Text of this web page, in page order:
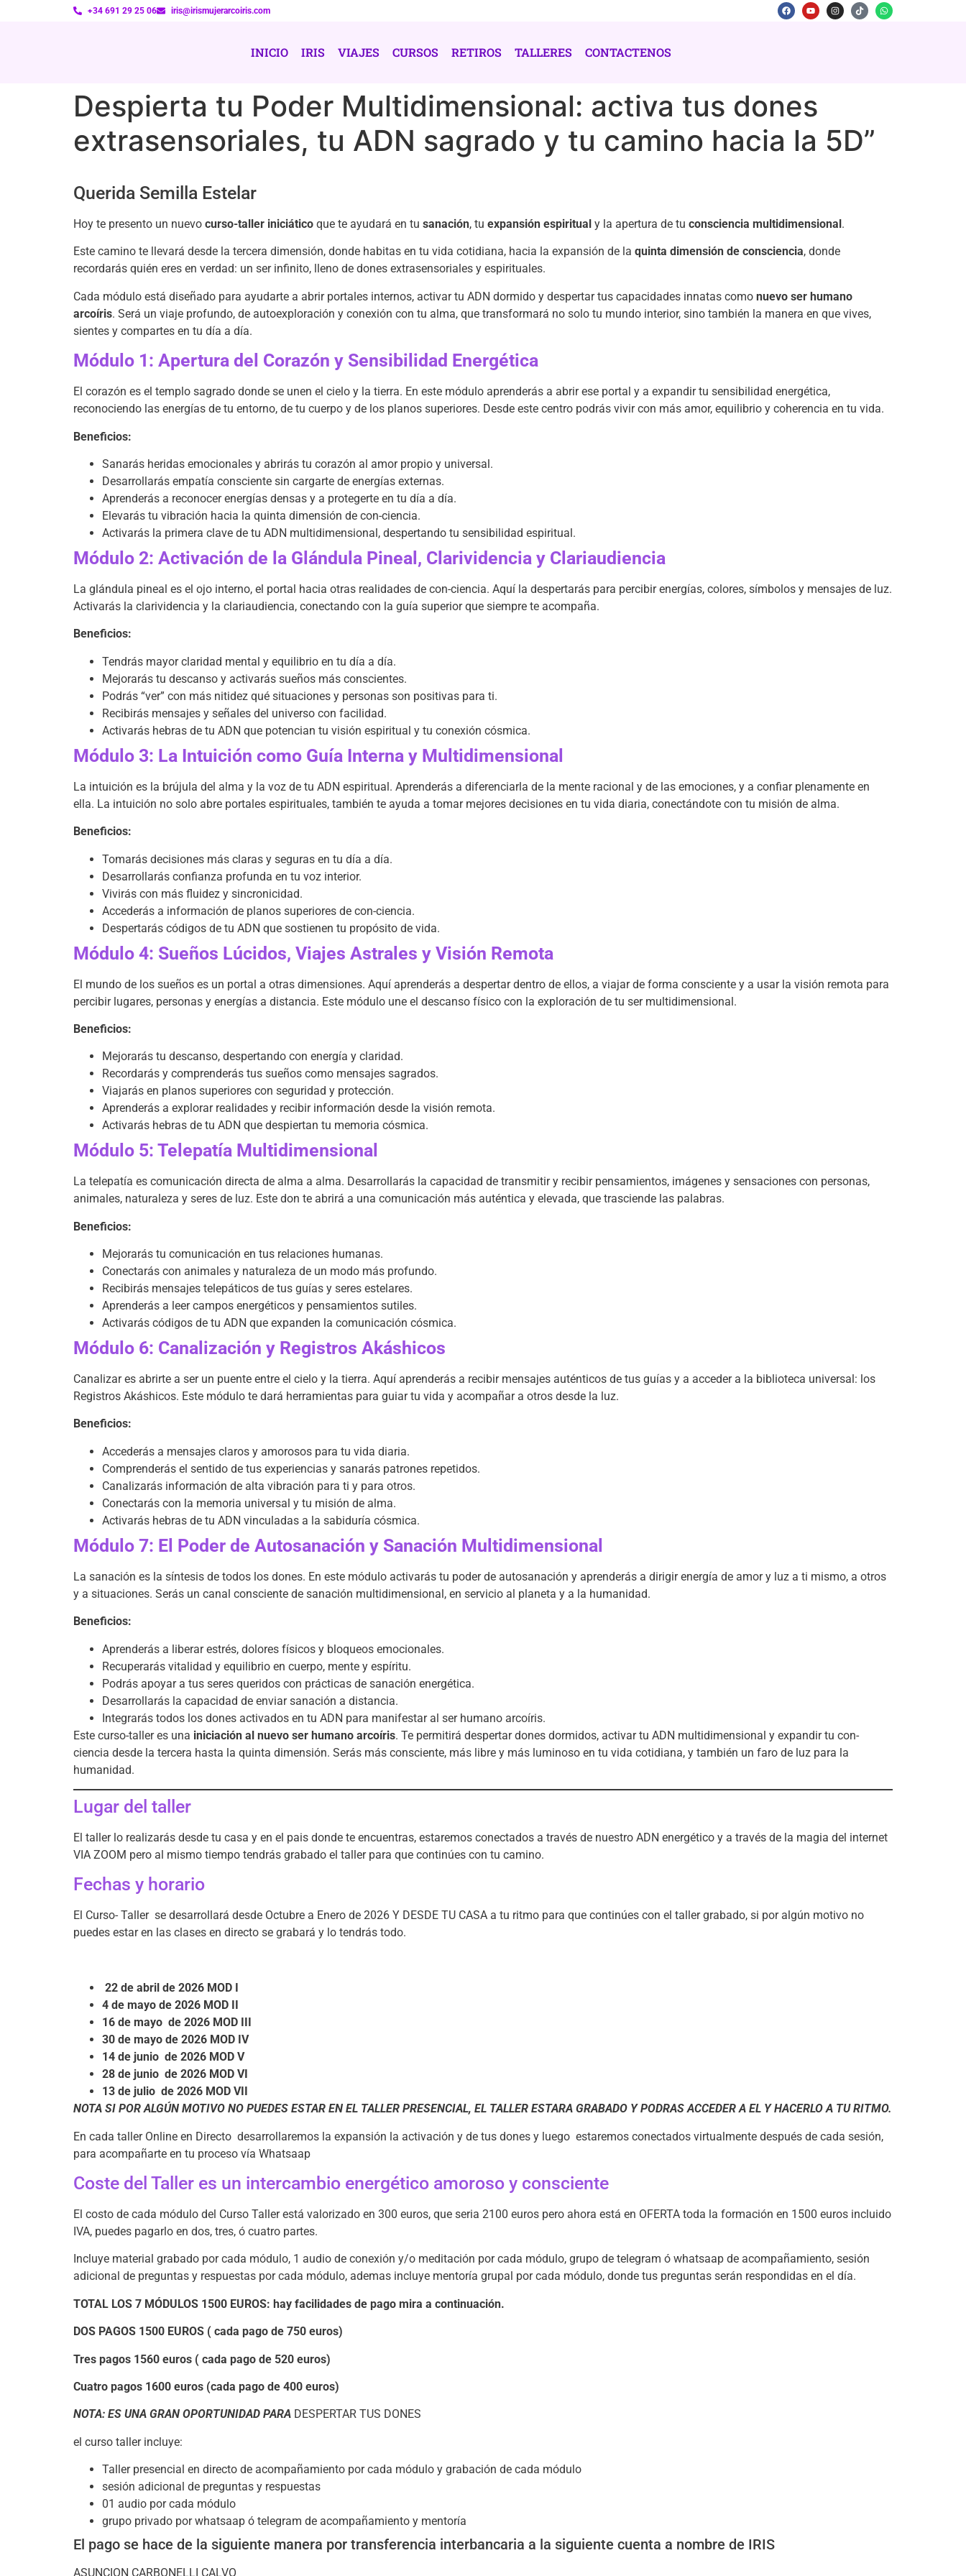
+34 691 29 25 06 iris@irismujerarcoiris.com
INICIO IRIS VIAJES CURSOS RETIROS TALLERES CONTACTENOS
Despierta tu Poder Multidimensional: activa tus dones
extrasensoriales, tu ADN sagrado y tu camino hacia la 5D”
Querida Semilla Estelar
Hoy te presento un nuevo curso-taller iniciático que te ayudará en tu sanación, tu expansión espiritual y la apertura de tu consciencia multidimensional.
Este camino te llevará desde la tercera dimensión, donde habitas en tu vida cotidiana, hacia la expansión de la quinta dimensión de consciencia, donde
recordarás quién eres en verdad: un ser infinito, lleno de dones extrasensoriales y espirituales.
Cada módulo está diseñado para ayudarte a abrir portales internos, activar tu ADN dormido y despertar tus capacidades innatas como nuevo ser humano
arcoíris. Será un viaje profundo, de autoexploración y conexión con tu alma, que transformará no solo tu mundo interior, sino también la manera en que vives,
sientes y compartes en tu día a día.
Módulo 1: Apertura del Corazón y Sensibilidad Energética
El corazón es el templo sagrado donde se unen el cielo y la tierra. En este módulo aprenderás a abrir ese portal y a expandir tu sensibilidad energética,
reconociendo las energías de tu entorno, de tu cuerpo y de los planos superiores. Desde este centro podrás vivir con más amor, equilibrio y coherencia en tu vida.
Beneficios:
Sanarás heridas emocionales y abrirás tu corazón al amor propio y universal.
Desarrollarás empatía consciente sin cargarte de energías externas.
Aprenderás a reconocer energías densas y a protegerte en tu día a día.
Elevarás tu vibración hacia la quinta dimensión de con-ciencia.
Activarás la primera clave de tu ADN multidimensional, despertando tu sensibilidad espiritual.
Módulo 2: Activación de la Glándula Pineal, Clarividencia y Clariaudiencia
La glándula pineal es el ojo interno, el portal hacia otras realidades de con-ciencia. Aquí la despertarás para percibir energías, colores, símbolos y mensajes de luz.
Activarás la clarividencia y la clariaudiencia, conectando con la guía superior que siempre te acompaña.
Beneficios:
Tendrás mayor claridad mental y equilibrio en tu día a día.
Mejorarás tu descanso y activarás sueños más conscientes.
Podrás “ver” con más nitidez qué situaciones y personas son positivas para ti.
Recibirás mensajes y señales del universo con facilidad.
Activarás hebras de tu ADN que potencian tu visión espiritual y tu conexión cósmica.
Módulo 3: La Intuición como Guía Interna y Multidimensional
La intuición es la brújula del alma y la voz de tu ADN espiritual. Aprenderás a diferenciarla de la mente racional y de las emociones, y a confiar plenamente en
ella. La intuición no solo abre portales espirituales, también te ayuda a tomar mejores decisiones en tu vida diaria, conectándote con tu misión de alma.
Beneficios:
Tomarás decisiones más claras y seguras en tu día a día.
Desarrollarás confianza profunda en tu voz interior.
Vivirás con más fluidez y sincronicidad.
Accederás a información de planos superiores de con-ciencia.
Despertarás códigos de tu ADN que sostienen tu propósito de vida.
Módulo 4: Sueños Lúcidos, Viajes Astrales y Visión Remota
El mundo de los sueños es un portal a otras dimensiones. Aquí aprenderás a despertar dentro de ellos, a viajar de forma consciente y a usar la visión remota para
percibir lugares, personas y energías a distancia. Este módulo une el descanso físico con la exploración de tu ser multidimensional.
Beneficios:
Mejorarás tu descanso, despertando con energía y claridad.
Recordarás y comprenderás tus sueños como mensajes sagrados.
Viajarás en planos superiores con seguridad y protección.
Aprenderás a explorar realidades y recibir información desde la visión remota.
Activarás hebras de tu ADN que despiertan tu memoria cósmica.
Módulo 5: Telepatía Multidimensional
La telepatía es comunicación directa de alma a alma. Desarrollarás la capacidad de transmitir y recibir pensamientos, imágenes y sensaciones con personas,
animales, naturaleza y seres de luz. Este don te abrirá a una comunicación más auténtica y elevada, que trasciende las palabras.
Beneficios:
Mejorarás tu comunicación en tus relaciones humanas.
Conectarás con animales y naturaleza de un modo más profundo.
Recibirás mensajes telepáticos de tus guías y seres estelares.
Aprenderás a leer campos energéticos y pensamientos sutiles.
Activarás códigos de tu ADN que expanden la comunicación cósmica.
Módulo 6: Canalización y Registros Akáshicos
Canalizar es abrirte a ser un puente entre el cielo y la tierra. Aquí aprenderás a recibir mensajes auténticos de tus guías y a acceder a la biblioteca universal: los
Registros Akáshicos. Este módulo te dará herramientas para guiar tu vida y acompañar a otros desde la luz.
Beneficios:
Accederás a mensajes claros y amorosos para tu vida diaria.
Comprenderás el sentido de tus experiencias y sanarás patrones repetidos.
Canalizarás información de alta vibración para ti y para otros.
Conectarás con la memoria universal y tu misión de alma.
Activarás hebras de tu ADN vinculadas a la sabiduría cósmica.
Módulo 7: El Poder de Autosanación y Sanación Multidimensional
La sanación es la síntesis de todos los dones. En este módulo activarás tu poder de autosanación y aprenderás a dirigir energía de amor y luz a ti mismo, a otros
y a situaciones. Serás un canal consciente de sanación multidimensional, en servicio al planeta y a la humanidad.
Beneficios:
Aprenderás a liberar estrés, dolores físicos y bloqueos emocionales.
Recuperarás vitalidad y equilibrio en cuerpo, mente y espíritu.
Podrás apoyar a tus seres queridos con prácticas de sanación energética.
Desarrollarás la capacidad de enviar sanación a distancia.
Integrarás todos los dones activados en tu ADN para manifestar al ser humano arcoíris.
Este curso-taller es una iniciación al nuevo ser humano arcoíris. Te permitirá despertar dones dormidos, activar tu ADN multidimensional y expandir tu con-
ciencia desde la tercera hasta la quinta dimensión. Serás más consciente, más libre y más luminoso en tu vida cotidiana, y también un faro de luz para la
humanidad.
Lugar del taller
El taller lo realizarás desde tu casa y en el pais donde te encuentras, estaremos conectados a través de nuestro ADN energético y a través de la magia del internet
VIA ZOOM pero al mismo tiempo tendrás grabado el taller para que continúes con tu camino.
Fechas y horario
El Curso- Taller se desarrollará desde Octubre a Enero de 2026 Y DESDE TU CASA a tu ritmo para que continúes con el taller grabado, si por algún motivo no
puedes estar en las clases en directo se grabará y lo tendrás todo.
22 de abril de 2026 MOD I
4 de mayo de 2026 MOD II
16 de mayo de 2026 MOD
30 de mayo de 2026 MOD IV
14 de junio de 2026 MOD V
28 de junio de 2026 MOD VI
13 de julio de 2026 MOD VII
NOTA SI POR ALGÚN MOTIVO NO PUEDES ESTAR EN EL TALLER PRESENCIAL, EL TALLER ESTARA GRABADO Y PODRAS ACCEDER A EL Y HACERLO A TU RITMO.
En cada taller Online en Directo desarrollaremos la expansión la activación y de tus dones y luego estaremos conectados virtualmente después de cada sesión,
para acompañarte en tu proceso vía Whatsaap
Coste del Taller es un intercambio energético amoroso y consciente
El costo de cada módulo del Curso Taller está valorizado en 300 euros, que seria 2100 euros pero ahora está en OFERTA toda la formación en 1500 euros incluido
IVA, puedes pagarlo en dos, tres, ó cuatro partes.
Incluye material grabado por cada módulo, 1 audio de conexión y/o meditación por cada módulo, grupo de telegram ó whatsaap de acompañamiento, sesión
adicional de preguntas y respuestas por cada módulo, ademas incluye mentoría grupal por cada módulo, donde tus preguntas serán respondidas en el día.
TOTAL LOS 7 MÓDULOS 1500 EUROS: hay facilidades de pago mira a continuación.
DOS PAGOS 1500 EUROS ( cada pago de 750 euros)
Tres pagos 1560 euros ( cada pago de 520 euros)
Cuatro pagos 1600 euros (cada pago de 400 euros)
NOTA: ES UNA GRAN OPORTUNIDAD PARA DESPERTAR TUS DONES
el curso taller incluye:
Taller presencial en directo de acompañamiento por cada módulo y grabación de cada módulo
sesión adicional de preguntas y respuestas
01 audio por cada módulo
grupo privado por whatsaap ó telegram de acompañamiento y mentoría
El pago se hace de la siguiente manera por transferencia interbancaria a la siguiente cuenta a nombre de IRIS
ASUNCION CARBONELLI CALVO